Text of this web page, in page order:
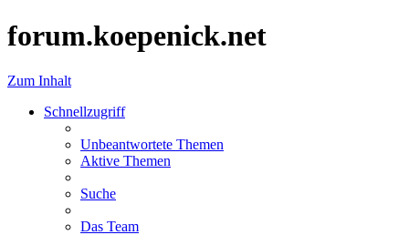
forum.koepenick.net
Zum Inhalt
Schnellzugriff
Unbeantwortete Themen
Aktive Themen
Suche
Das Team